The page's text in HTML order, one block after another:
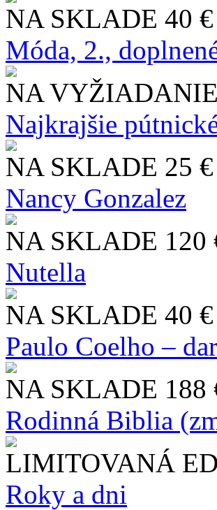
NA SKLADE 40 €
Móda, 2.,
NA VYŽIADANIE
Najkrajšie
NA SKLADE 25 €
Nancy Gonzalez
NA SKLADE 120
Nutella
NA SKLADE 40 €
Paulo Coelho –
NA SKLADE 188
Rodinná Biblia
LIMITOVANÁ
Roky a dni